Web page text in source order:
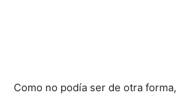
Como no podía ser de otra